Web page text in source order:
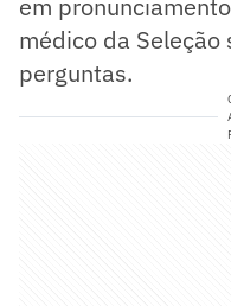
médico da
perguntas.